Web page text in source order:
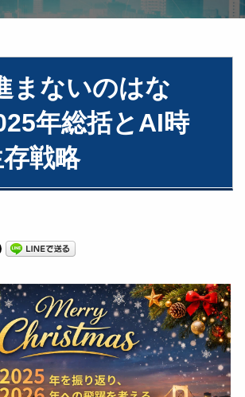
まないのはな
年総括とAI時
戦略